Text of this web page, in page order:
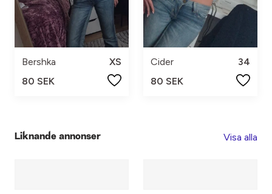
Bershka
XS
80 SEK
Cider
34
80 SEK
Liknande annonser Visa alla